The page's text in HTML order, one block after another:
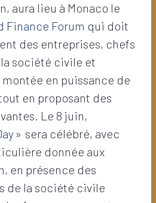
aura lieu à Monaco le
Finance Forum qui doit
des entreprises, chefs
la société civile et
en puissance de
en proposant des
Le 8 juin,
» sera célébré, avec
donnée aux
en présence des
de la société civile